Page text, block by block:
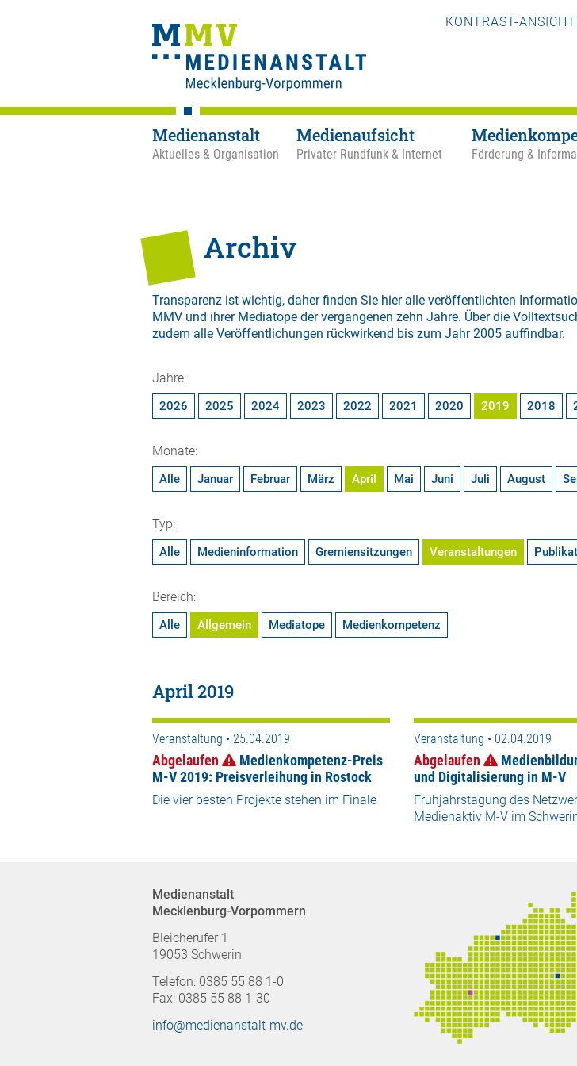
KONTRAST-ANSICHT
Medienanstalt
Aktuelles & Organisation
Medienaufsicht
Privater Rundfunk & Internet Förderung &
Archiv
Transparenz ist wichtig, daher finden Sie hier alle veröffentlichten
MMV und ihrer Mediatope der vergangenen zehn Jahre. Über die
zudem alle Veröffentlichungen rückwirkend bis zum Jahr 2005 auffindbar.
Jahre:
2026 2025 2024 2023 2022 2021 2020 2019 2018
Monate:
Alle Januar Februar März April Mai Juni Juli August
Typ:
Alle Medieninformation Gremiensitzungen Veranstaltungen
Bereich:
Alle Allgemein Mediatope Medienkompetenz
April 2019
Veranstaltung • 25.04.2019
Abgelaufen
Medienkompetenz-Preis
M-V 2019: Preisverleihung in Rostock
Die vier besten Projekte stehen im Finale
Veranstaltung • 02.04.2019
Abgelaufen
und Digitalisierung in M-V
Frühjahrstagung des
Medienaktiv M-V im
Medienanstalt
Mecklenburg-Vorpommern
Bleicherufer 1
19053 Schwerin
Telefon: 0385 55 88 1-0
Fax: 0385 55 88 1-30
info@medienanstalt-mv.de